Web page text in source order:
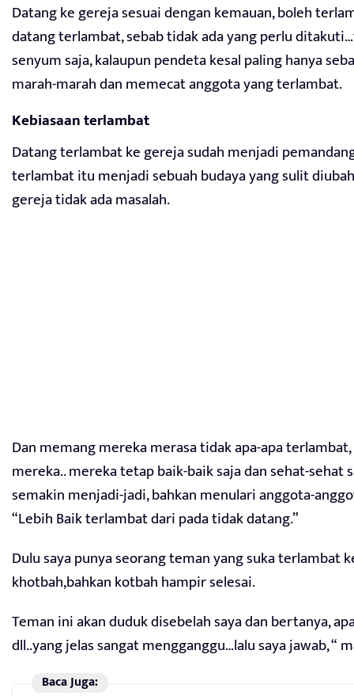
Datang ke gereja sesuai dengan kemauan, boleh
datang terlambat, sebab tidak ada yang perlu
senyum saja, kalaupun pendeta kesal paling hanya
marah-marah dan memecat anggota yang terlambat.
Kebiasaan terlambat
Datang terlambat ke gereja sudah menjadi
terlambat itu menjadi sebuah budaya yang sulit
gereja tidak ada masalah.
Dan memang mereka merasa tidak apa-apa
mereka.. mereka tetap baik-baik saja dan sehat-
semakin menjadi-jadi, bahkan menulari anggota-
“Lebih Baik terlambat dari pada tidak datang.”
Dulu saya punya seorang teman yang suka terlambat
khotbah,bahkan kotbah hampir selesai.
Teman ini akan duduk disebelah saya dan bertanya,
dll..yang jelas sangat mengganggu…lalu saya jawab, “
Baca Juga: